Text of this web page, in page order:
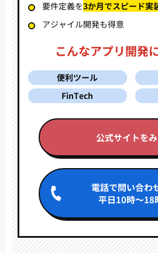
要件定義を3か月でスピード実
アジャイル開発も得意
こんなアプリ開発
便利ツール
FinTech
公式サイトを
電話で問い合わ
平日10時～18